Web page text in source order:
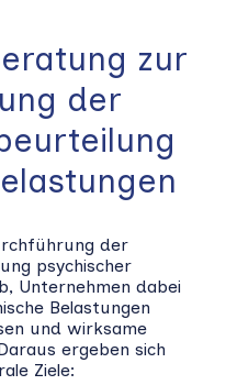
zur
der
der
psychischer
Unternehmen dabei
Belastungen
und wirksame
ergeben sich
Ziele: